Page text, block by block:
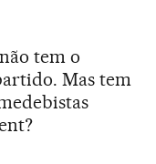
tem o
Mas tem